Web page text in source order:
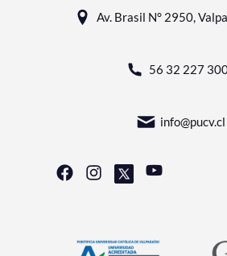
Av. Brasil N° 2950,
56 32 227
info@pucv.cl